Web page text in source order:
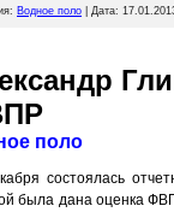
Водное поло | Дата:
поло
состоялась
была дана оценка